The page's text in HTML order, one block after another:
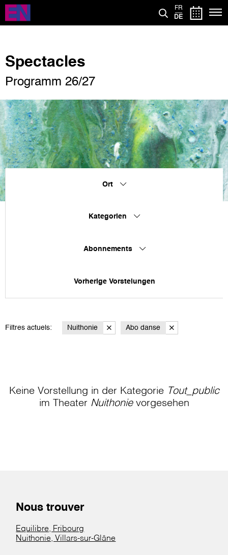
Direkt
zum
Inhalt
FR
DE
Spectacles
Programm 26/27
Ort
Kategorien
Abonnements
Vorherige Vorstelungen
Filtres actuels: Nuithonie Abo danse
Keine Vorstellung in der Kategorie Tout_public
im Theater Nuithonievorgesehen
Nous trouver
Equilibre, Fribourg
Nuithonie, Villars-sur-Glâne